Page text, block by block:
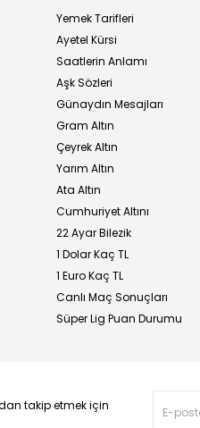
Yemek Tarifleri
Ayetel Kürsi
Saatlerin Anlamı
Aşk Sözleri
Günaydın Mesajları
Gram Altın
Çeyrek Altın
Yarım Altın
Ata Altın
Cumhuriyet Altını
22 Ayar Bilezik
1 Dolar Kaç TL
1 Euro Kaç TL
Canlı Maç Sonuçları
Süper Lig Puan Durumu
takip etmek için